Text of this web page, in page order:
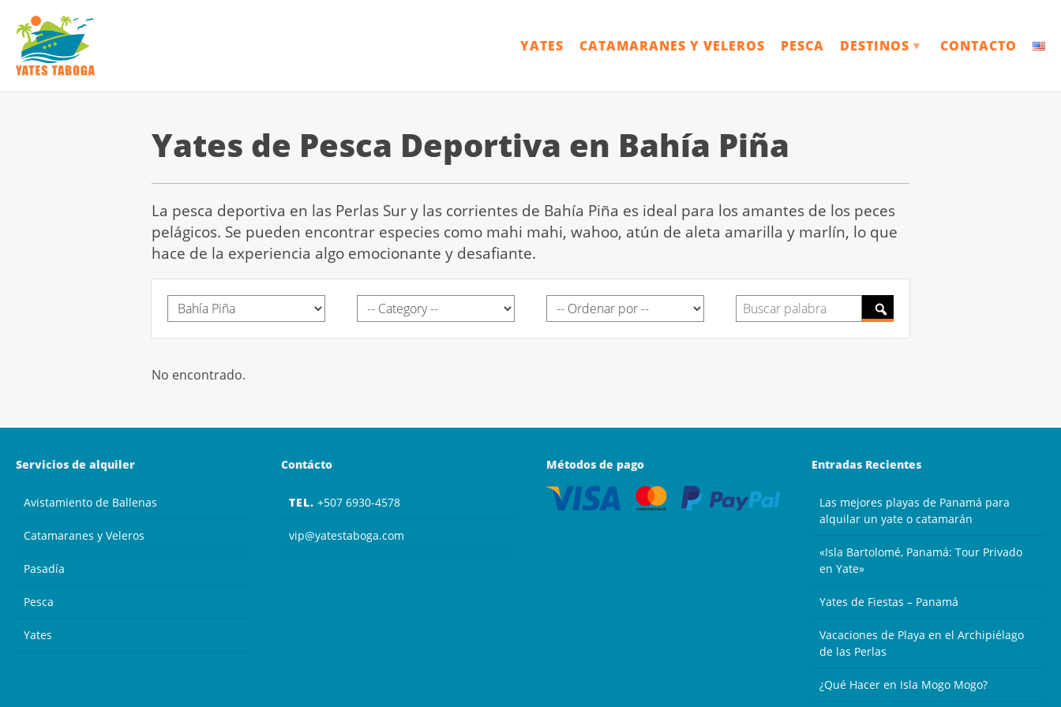
YATES CATAMARANES Y VELEROS PESCA DESTINOS ▼ CONTACTO
Yates de Pesca Deportiva en Bahía Piña
La pesca deportiva en las Perlas Sur y las corrientes de Bahía Piña es ideal para los amantes de los peces
pelágicos. Se pueden encontrar especies como mahi mahi, wahoo, atún de aleta amarilla y marlín, lo que
hace de la experiencia algo emocionante y desafiante.
No encontrado.
Servicios de alquiler
Avistamiento de Ballenas
Catamaranes y Veleros
Pasadía
Pesca
Yates
Contácto
TEL. +507 6930-4578
vip@yatestaboga.com
Métodos de pago Entradas Recientes
Las mejores playas de Panamá para
alquilar un yate o catamarán
«Isla Bartolomé, Panamá: Tour Privado
en Yate»
Yates de Fiestas – Panamá
Vacaciones de Playa en el Archipiélago
de las Perlas
¿Qué Hacer en Isla Mogo Mogo?